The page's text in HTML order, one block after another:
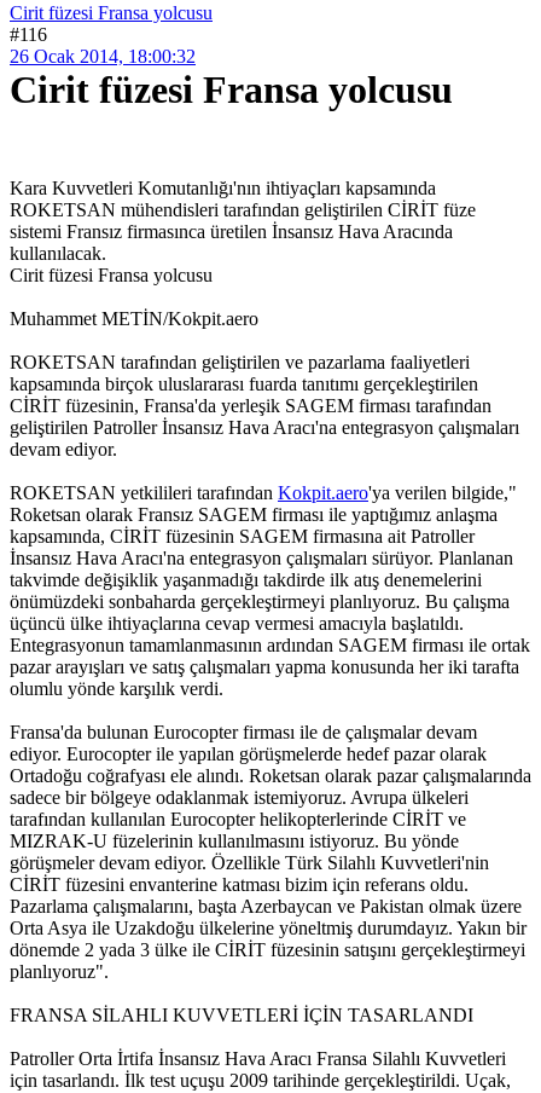
Cirit füzesi Fransa yolcusu
#116
26 Ocak 2014, 18:00:32
Cirit füzesi Fransa yolcusu
Kara Kuvvetleri Komutanlığı'nın ihtiyaçları kapsamında
ROKETSAN mühendisleri tarafından geliştirilen CİRİT füze
sistemi Fransız firmasınca üretilen İnsansız Hava Aracında
kullanılacak.
Cirit füzesi Fransa yolcusu
Muhammet METİN/Kokpit.aero
ROKETSAN tarafından geliştirilen ve pazarlama faaliyetleri
kapsamında birçok uluslararası fuarda tanıtımı gerçekleştirilen
CİRİT füzesinin, Fransa'da yerleşik SAGEM firması tarafından
geliştirilen Patroller İnsansız Hava Aracı'na entegrasyon çalışmaları
devam ediyor.
ROKETSAN yetkilileri tarafından Kokpit.aero'ya verilen bilgide,"
Roketsan olarak Fransız SAGEM firması ile yaptığımız anlaşma
kapsamında, CİRİT füzesinin SAGEM firmasına ait Patroller
İnsansız Hava Aracı'na entegrasyon çalışmaları sürüyor. Planlanan
takvimde değişiklik yaşanmadığı takdirde ilk atış denemelerini
önümüzdeki sonbaharda gerçekleştirmeyi planlıyoruz. Bu çalışma
üçüncü ülke ihtiyaçlarına cevap vermesi amacıyla başlatıldı.
Entegrasyonun tamamlanmasının ardından SAGEM firması ile ortak
pazar arayışları ve satış çalışmaları yapma konusunda her iki tarafta
olumlu yönde karşılık verdi.
Fransa'da bulunan Eurocopter firması ile de çalışmalar devam
ediyor. Eurocopter ile yapılan görüşmelerde hedef pazar olarak
Ortadoğu coğrafyası ele alındı. Roketsan olarak pazar çalışmalarında
sadece bir bölgeye odaklanmak istemiyoruz. Avrupa ülkeleri
tarafından kullanılan Eurocopter helikopterlerinde CİRİT ve
MIZRAK-U füzelerinin kullanılmasını istiyoruz. Bu yönde
görüşmeler devam ediyor. Özellikle Türk Silahlı Kuvvetleri'nin
CİRİT füzesini envanterine katması bizim için referans oldu.
Pazarlama çalışmalarını, başta Azerbaycan ve Pakistan olmak üzere
Orta Asya ile Uzakdoğu ülkelerine yöneltmiş durumdayız. Yakın bir
dönemde 2 yada 3 ülke ile CİRİT füzesinin satışını gerçekleştirmeyi
planlıyoruz".
FRANSA SİLAHLI KUVVETLERİ İÇİN TASARLANDI
Patroller Orta İrtifa İnsansız Hava Aracı Fransa Silahlı Kuvvetleri
için tasarlandı. İlk test uçuşu 2009 tarihinde gerçekleştirildi. Uçak,